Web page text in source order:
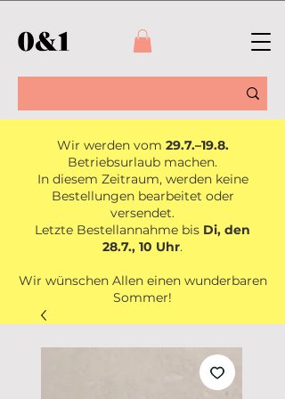
Wir werden vom 29.7.–19.8.
Betriebsurlaub machen.
In diesem Zeitraum, werden keine
Bestellungen bearbeitet oder
versendet.
Letzte Bestellannahme bis Di, den
28.7., 10 Uhr.
Wir wünschen Allen einen wunderbaren
Sommer!